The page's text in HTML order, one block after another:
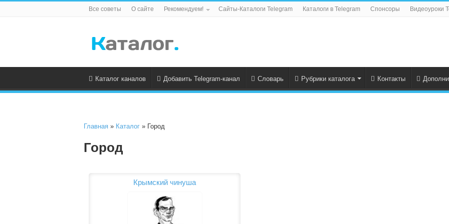
Все советы О сайте Рекомендуем! Сайты-Каталоги Telegram Каталоги в Telegram Спонсоры Видеоуроки
Каталог каналов Добавить Telegram-канал Словарь Рубрики каталога Контакты
Главная » Каталог » Город
Город
Крымский чинуша